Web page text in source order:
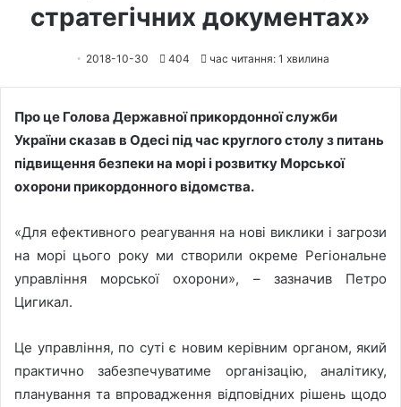
стратегічних документах»
2018-10-30 404 час читання: 1 хвилина
Про це Голова Державної прикордонної служби
України сказав в Одесі під час круглого столу з питань
підвищення безпеки на морі і розвитку Морської
охорони прикордонного відомства.
«Для ефективного реагування на нові виклики і загрози
на морі цього року ми створили окреме Регіональне
управління морської охорони», – зазначив Петро
Цигикал.
Це управління, по суті є новим керівним органом, який
практично забезпечуватиме організацію, аналітику,
планування та впровадження відповідних рішень щодо